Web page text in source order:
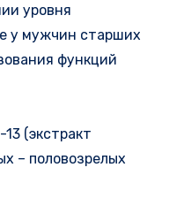
уровня
у мужчин старших
функций
(экстракт
– половозрелых